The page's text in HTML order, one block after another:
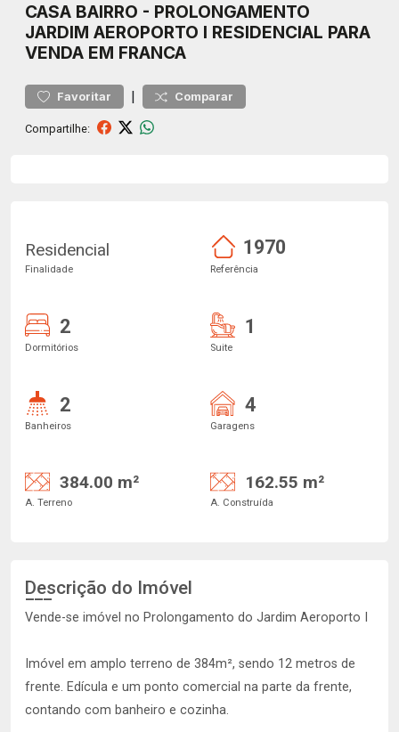
CASA BAIRRO - PROLONGAMENTO
JARDIM AEROPORTO I RESIDENCIAL PARA
VENDA EM FRANCA
Favoritar | Comparar
Compartilhe:
Residencial
Finalidade
1970
Referência
2
Dormitórios
1
Suite
2
Banheiros
4
Garagens
384.00 m²
A. Terreno
162.55 m²
A. Construída
Descrição do Imóvel
Vende-se imóvel no Prolongamento do Jardim Aeroporto I
Imóvel em amplo terreno de 384m², sendo 12 metros de
frente. Edícula e um ponto comercial na parte da frente,
contando com banheiro e cozinha.